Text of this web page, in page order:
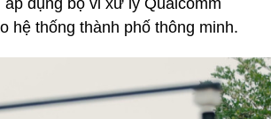
hệ thống thành phố thông minh.